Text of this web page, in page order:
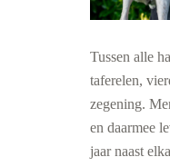
Tussen alle
taferelen,
zegening.
en daarmee
jaar naast